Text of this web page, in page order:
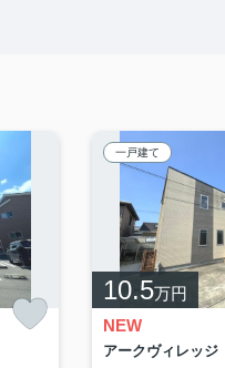
一戸建て
10.5万円
NEW
アークヴィレッジ